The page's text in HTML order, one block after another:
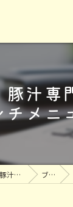
豚汁
チメニ
大阪の豚汁なら豚汁専門店ベジ・美豚 ブログ